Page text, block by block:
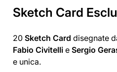
Sketch Card
20 Sketch Card disegnate
Fabio Civitelli e Sergio
e unica.